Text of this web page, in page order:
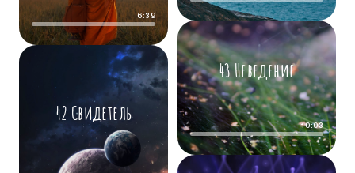
6:39
42 Свидетель
43 Неведение
10:03